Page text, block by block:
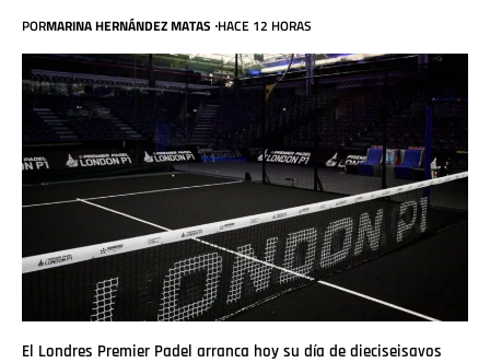
PORMARINA HERNÁNDEZ MATAS HACE 12 HORAS
El Londres Premier Padel arranca hoy su día de dieciseisavos